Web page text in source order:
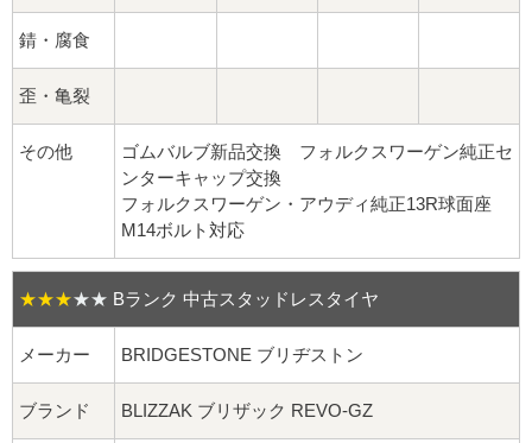
ショート球面ナット
貫通ナット
袋ナット
ロング袋ナット
ショート袋ナット
スチール鉄ホイール
持ち込み交換工賃
錆・腐食
歪・亀裂
その他
ゴムバルブ新品交換 フォルクスワーゲン純正セ
ンターキャップ交換
フォルクスワーゲン・アウディ純正13R球面座
M14ボルト対応
★★★★★ Bランク 中古スタッドレスタイヤ
メーカー BRIDGESTONE ブリヂストン
ブランド BLIZZAK ブリザック REVO-GZ